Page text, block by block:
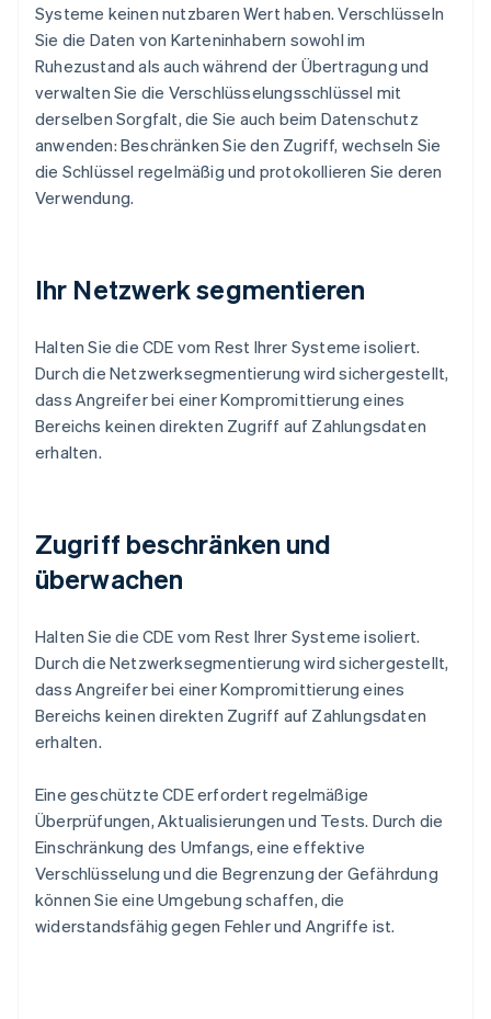
Systeme keinen nutzbaren Wert haben. Verschlüsseln
Sie die Daten von Karteninhabern sowohl im
Ruhezustand als auch während der Übertragung und
verwalten Sie die Verschlüsselungsschlüssel mit
derselben Sorgfalt, die Sie auch beim Datenschutz
anwenden: Beschränken Sie den Zugriff, wechseln Sie
die Schlüssel regelmäßig und protokollieren Sie deren
Verwendung.
Ihr Netzwerk segmentieren
Halten Sie die CDE vom Rest Ihrer Systeme isoliert.
Durch die Netzwerksegmentierung wird sichergestellt,
dass Angreifer bei einer Kompromittierung eines
Bereichs keinen direkten Zugriff auf Zahlungsdaten
erhalten.
Zugriff beschränken und
überwachen
Halten Sie die CDE vom Rest Ihrer Systeme isoliert.
Durch die Netzwerksegmentierung wird sichergestellt,
dass Angreifer bei einer Kompromittierung eines
Bereichs keinen direkten Zugriff auf Zahlungsdaten
erhalten.
Eine geschützte CDE erfordert regelmäßige
Überprüfungen, Aktualisierungen und Tests. Durch die
Einschränkung des Umfangs, eine effektive
Verschlüsselung und die Begrenzung der Gefährdung
können Sie eine Umgebung schaffen, die
widerstandsfähig gegen Fehler und Angriffe ist.